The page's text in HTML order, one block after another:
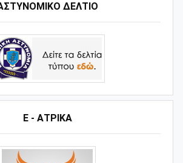
ΔΕΛΤΙΟ
Ε - ΑΤΡΙΚΑ